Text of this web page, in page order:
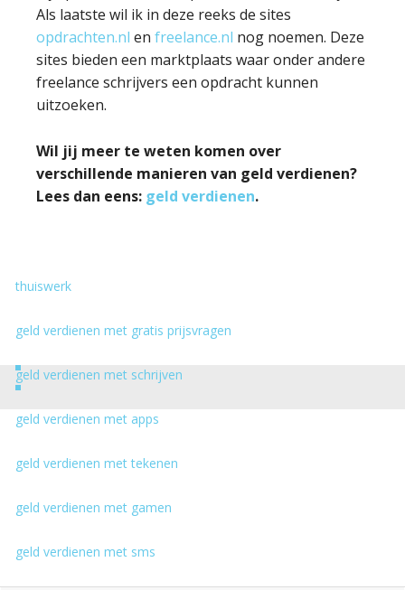
Als laatste wil ik in deze reeks de sites
opdrachten.nl en freelance.nl nog noemen. Deze
sites bieden een marktplaats waar onder andere
freelance schrijvers een opdracht kunnen
uitzoeken.
Wil jij meer te weten komen over
verschillende manieren van geld verdienen?
Lees dan eens: geld verdienen.
thuiswerk
geld verdienen met gratis prijsvragen
geld verdienen met schrijven
geld verdienen met apps
geld verdienen met tekenen
geld verdienen met gamen
geld verdienen met sms